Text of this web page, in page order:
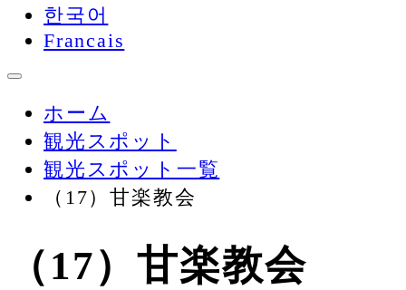
한국어
Francais
ホーム
観光スポット
観光スポット一覧
（17）甘楽教会
（17）甘楽教会